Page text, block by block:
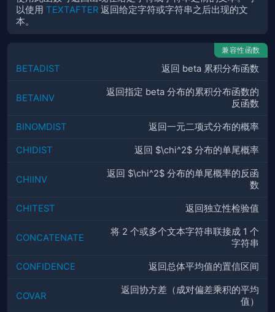
以使用 TEXTAFTER 返回给定字符或字符串之后出现的文
本。
兼容性函数
BETADIST 返回 beta 累积分布函数
BETAINV
返回指定 beta 分布的累积分布函数的
反函数
BINOMDIST 返回一元二项式分布的概率
CHIDIST 返回 $\chi^2$ 分布的单尾概率
CHIINV
返回 $\chi^2$ 分布的单尾概率的反函
数
CHITEST 返回独立性检验值
CONCATENATE
将 2 个或多个文本字符串联接成 1 个
字符串
CONFIDENCE 返回总体平均值的置信区间
COVAR
返回协方差（成对偏差乘积的平均
值）